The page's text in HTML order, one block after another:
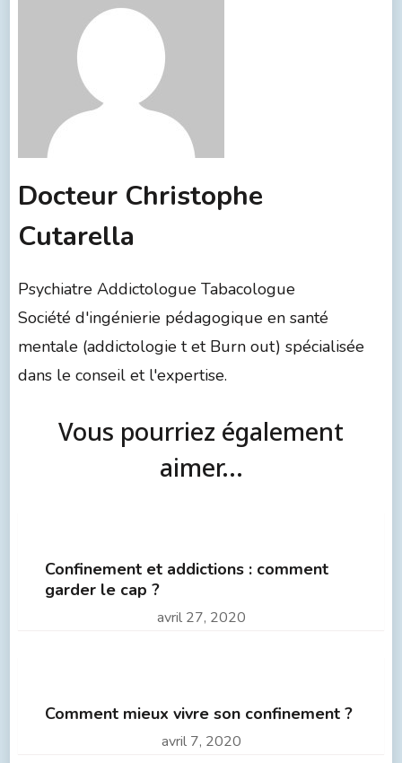
Docteur Christophe
Cutarella
Psychiatre Addictologue Tabacologue
Société d'ingénierie pédagogique en santé
mentale (addictologie t et Burn out) spécialisée
dans le conseil et l'expertise.
Vous pourriez également
aimer...
Confinement et addictions : comment
garder le cap ?
avril 27, 2020
Comment mieux vivre son confinement ?
avril 7, 2020